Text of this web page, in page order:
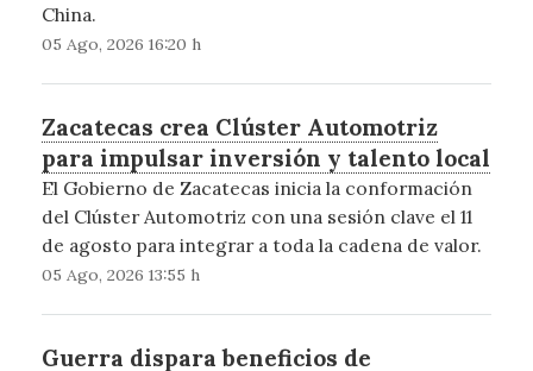
China.
05 Ago, 2026 16:20 h
Zacatecas crea Clúster Automotriz
para impulsar inversión y talento local
El Gobierno de Zacatecas inicia la conformación
del Clúster Automotriz con una sesión clave el 11
de agosto para integrar a toda la cadena de valor.
05 Ago, 2026 13:55 h
Guerra dispara beneficios de